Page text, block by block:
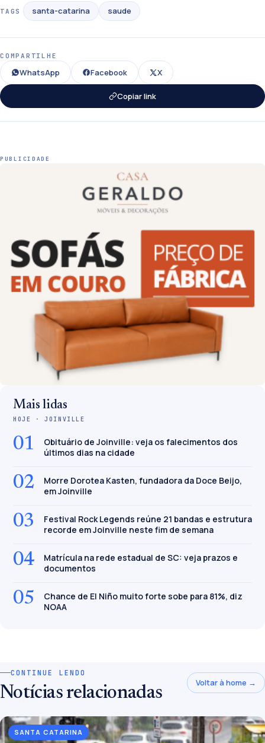
TAGS santa-catarina saude
COMPARTILHE
WhatsApp Facebook X
Copiar link
PUBLICIDADE
Mais lidas
HOJE · JOINVILLE
01
Obituário de Joinville: veja os falecimentos dos
últimos dias na cidade
02
Morre Dorotea Kasten, fundadora da Doce Beijo,
em Joinville
03
Festival Rock Legends reúne 21 bandas e estrutura
recorde em Joinville neste fim de semana
04
Matrícula na rede estadual de SC: veja prazos e
documentos
05
Chance de El Niño muito forte sobe para 81%, diz
NOAA
CONTINUE LENDO
Notícias relacionadas
Voltar à home →
SANTA CATARINA